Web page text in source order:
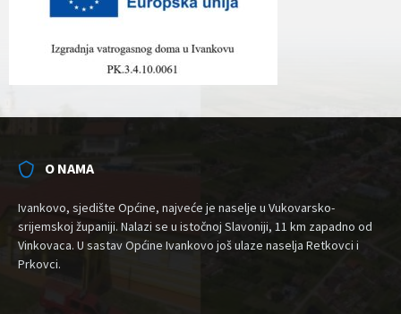
O NAMA
Ivankovo, sjedište Općine, najveće je naselje u Vukovarsko-
srijemskoj županiji. Nalazi se u istočnoj Slavoniji, 11 km zapadno od
Vinkovaca. U sastav Općine Ivankovo još ulaze naselja Retkovci i
Prkovci.